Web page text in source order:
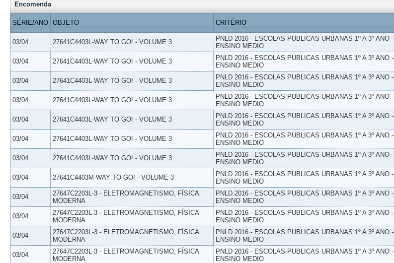
Encomenda
SÉRIE/ANO OBJETO CRITÉRIO
03/04 27641C4403L-WAY TO GO! - VOLUME 3
PNLD 2016 - ESCOLAS PUBLICAS URBANAS 1º A 3º ANO -
ENSINO MEDIO
03/04 27641C4403L-WAY TO GO! - VOLUME 3
PNLD 2016 - ESCOLAS PUBLICAS URBANAS 1º A 3º ANO -
ENSINO MEDIO
03/04 27641C4403L-WAY TO GO! - VOLUME 3
PNLD 2016 - ESCOLAS PUBLICAS URBANAS 1º A 3º ANO -
ENSINO MEDIO
03/04 27641C4403L-WAY TO GO! - VOLUME 3
PNLD 2016 - ESCOLAS PUBLICAS URBANAS 1º A 3º ANO -
ENSINO MEDIO
03/04 27641C4403L-WAY TO GO! - VOLUME 3
PNLD 2016 - ESCOLAS PUBLICAS URBANAS 1º A 3º ANO -
ENSINO MEDIO
03/04 27641C4403L-WAY TO GO! - VOLUME 3
PNLD 2016 - ESCOLAS PUBLICAS URBANAS 1º A 3º ANO -
ENSINO MEDIO
03/04 27641C4403L-WAY TO GO! - VOLUME 3
PNLD 2016 - ESCOLAS PUBLICAS URBANAS 1º A 3º ANO -
ENSINO MEDIO
03/04 27641C4403M-WAY TO GO! - VOLUME 3
PNLD 2016 - ESCOLAS PUBLICAS URBANAS 1º A 3º ANO -
ENSINO MEDIO
03/04
27647C2203L-3 - ELETROMAGNETISMO, FÍSICA
MODERNA
PNLD 2016 - ESCOLAS PUBLICAS URBANAS 1º A 3º ANO -
ENSINO MEDIO
03/04
27647C2203L-3 - ELETROMAGNETISMO, FÍSICA
MODERNA
PNLD 2016 - ESCOLAS PUBLICAS URBANAS 1º A 3º ANO -
ENSINO MEDIO
03/04
27647C2203L-3 - ELETROMAGNETISMO, FÍSICA
MODERNA
PNLD 2016 - ESCOLAS PUBLICAS URBANAS 1º A 3º ANO -
ENSINO MEDIO
03/04
27647C2203L-3 - ELETROMAGNETISMO, FÍSICA
MODERNA
PNLD 2016 - ESCOLAS PUBLICAS URBANAS 1º A 3º ANO -
ENSINO MEDIO